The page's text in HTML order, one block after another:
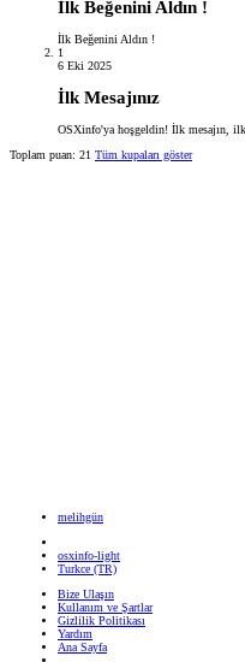
İlk Beğenini Aldın !
İlk Beğenini Aldın !
1
6 Eki 2025
İlk Mesajınız
OSXinfo'ya hoşgeldin! İlk mesajın, ilk
Toplam puan: 21 Tüm kupaları göster
melihgün
osxinfo-light
Turkce (TR)
Bize Ulaşın
Kullanım ve Şartlar
Gizlilik Politikası
Yardım
Ana Sayfa